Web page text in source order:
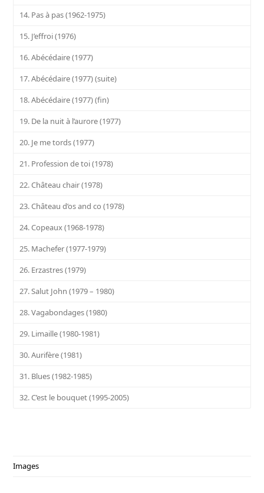
14. Pas à pas (1962-1975)
15. J’effroi (1976)
16. Abécédaire (1977)
17. Abécédaire (1977) (suite)
18. Abécédaire (1977) (fin)
19. De la nuit à l’aurore (1977)
20. Je me tords (1977)
21. Profession de toi (1978)
22. Château chair (1978)
23. Château d’os and co (1978)
24. Copeaux (1968-1978)
25. Machefer (1977-1979)
26. Erzastres (1979)
27. Salut John (1979 – 1980)
28. Vagabondages (1980)
29. Limaille (1980-1981)
30. Aurifère (1981)
31. Blues (1982-1985)
32. C’est le bouquet (1995-2005)
Images